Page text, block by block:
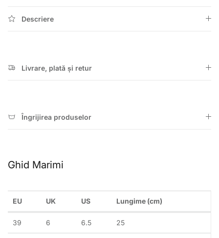
Descriere
Livrare, plată și retur
Îngrijirea produselor
Ghid Marimi
EU UK US Lungime (cm)
39 6 6.5 25